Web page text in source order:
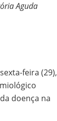
Aguda
feira (29),
doença na